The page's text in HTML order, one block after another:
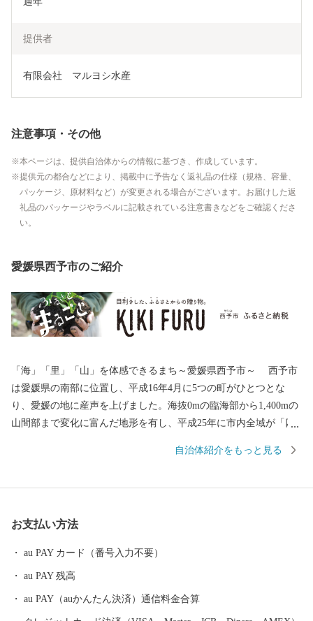
提供者
有限会社　マルヨシ水産
注意事項・その他
本ページは、提供自治体からの情報に基づき、作成しています。
提供元の都合などにより、掲載中に予告なく返礼品の仕様（規格、容量、
パッケージ、原材料など）が変更される場合がございます。お届けした返
礼品のパッケージやラベルに記載されている注意書きなどをご確認くださ
い。
愛媛県西予市のご紹介
「海」「里」「山」を体感できるまち～愛媛県西予市～ 西予市
は愛媛県の南部に位置し、平成16年4月に5つの町がひとつとな
り、愛媛の地に産声を上げました。海抜0mの臨海部から1,400mの
山間部まで変化に富んだ地形を有し、平成25年に市内全域が「四
かな自然環境・景観、その地で息づいてきた歴史と伝統文化を誇
自治体紹介をもっと見る
お支払い方法
au PAY カード（番号入力不要）
au PAY 残高
au PAY（auかんたん決済）通信料金合算